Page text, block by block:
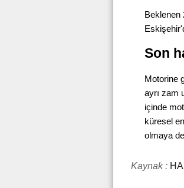
Beklenen
Son
Motorine
ayrı zam
içinde
küresel
olmaya
Kaynak :